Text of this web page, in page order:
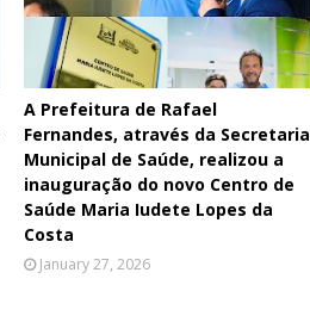
A Prefeitura de Rafael
Fernandes, através da Secretaria
Municipal de Saúde, realizou a
inauguração do novo Centro de
Saúde Maria Iudete Lopes da
Costa
January 27, 2026